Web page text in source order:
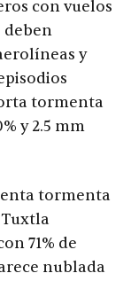
con vuelos
deben
y
tormenta
y 2.5 mm
tormenta
Tuxtla
71% de
nublada